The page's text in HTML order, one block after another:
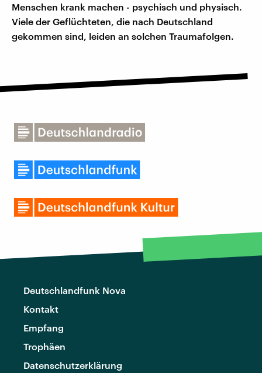
Menschen krank machen - psychisch und physisch.
Viele der Geflüchteten, die nach Deutschland
gekommen sind, leiden an solchen Traumafolgen.
Deutschlandfunk Nova
Kontakt
Empfang
Trophäen
Datenschutzerklärung